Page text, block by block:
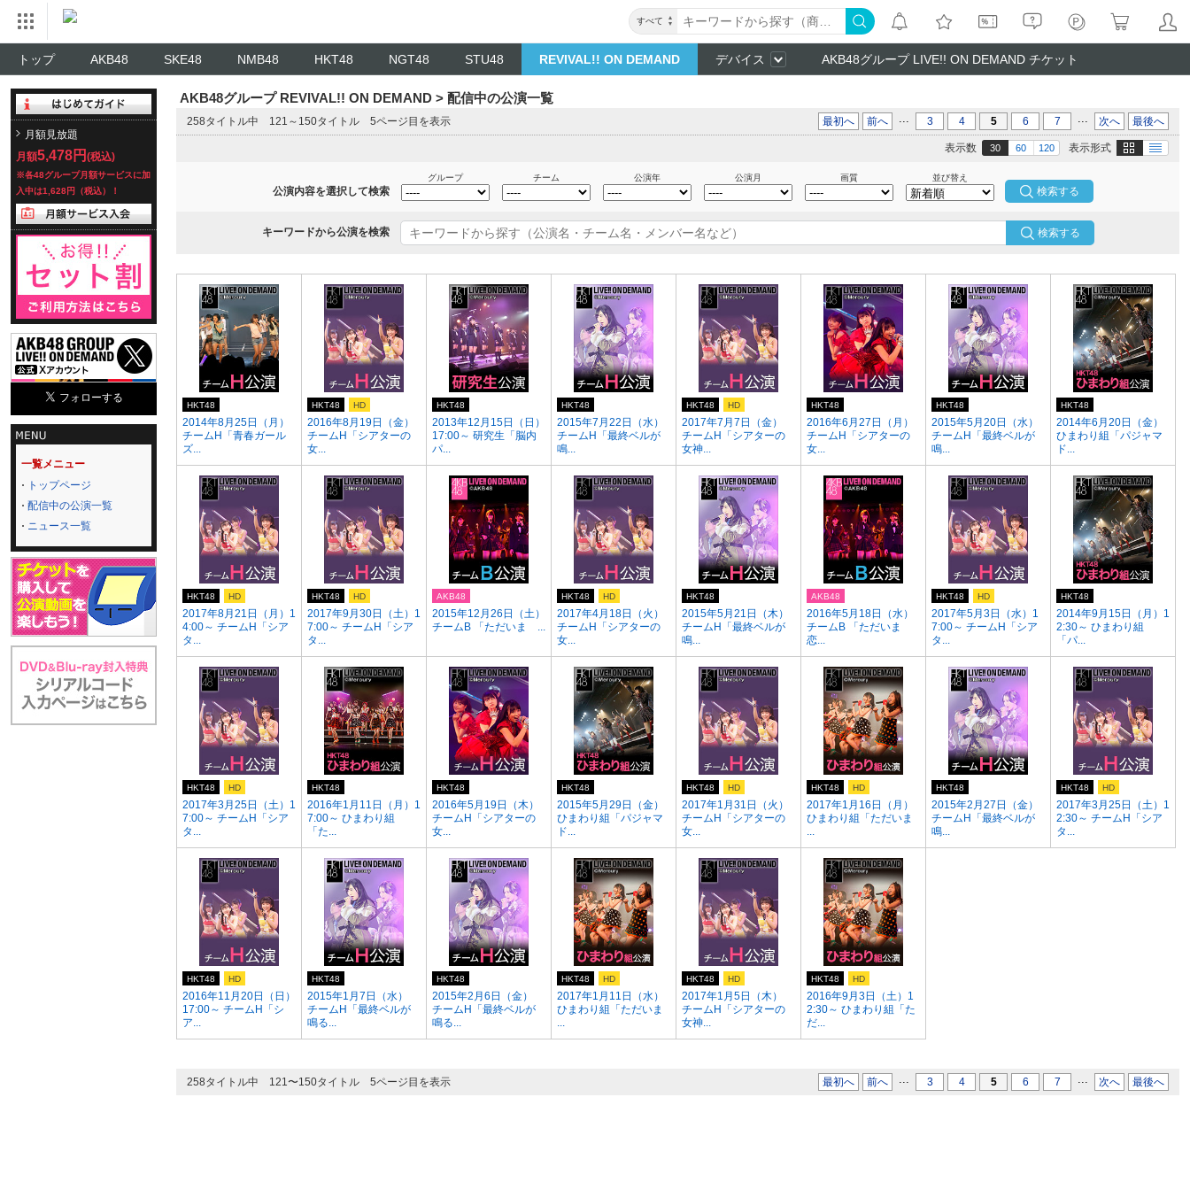
すべて
トップ AKB48 SKE48 NMB48 HKT48 NGT48 STU48 REVIVAL!! ON DEMAND デバイス AKB48グループ LIVE!! ON DEMAND チケット
月額見放題
月額5,478円 (税込)
※各48グループ月額サービスに加
入中は1,628円（税込）！
一覧メニュー
トップページ
配信中の公演一覧
ニュース一覧
AKB48グループ REVIVAL!! ON DEMAND > 配信中の公演一覧
258タイトル中 121～150タイトル 5ページ目を表示 最初へ 前へ ... 3 4 5 6 7 ... 次へ 最後へ
表示形式 画像 テキスト
表示数 30 60 120
公演内容を選択して検索
グループ チーム 公演年 公演月 画質 並び替え
キーワードから公演を検索 検索する
2014年8月25日（月）
チームH「青春ガール
ズ...
HKT48
2016年8月19日（金）
チームH「シアターの
女...
HKT48 HD
2013年12月15日（日）
17:00～ 研究生「脳内
パ...
HKT48
2015年7月22日（水）
チームH「最終ベルが
鳴...
HKT48
2017年7月7日（金）
チームH「シアターの
女神...
HKT48 HD
2016年6月27日（月）
チームH「シアターの
女...
HKT48
2015年5月20日（水）
チームH「最終ベルが
鳴...
HKT48
2014年6月20日（金）
ひまわり組「パジャマ
ド...
HKT48
2017年8月21日（月）1
4:00～ チームH「シア
タ...
HKT48 HD
2017年9月30日（土）1
7:00～ チームH「シア
タ...
HKT48 HD
2015年12月26日（土）
チームB 「ただいま ...
AKB48
2017年4月18日（火）
チームH「シアターの
女...
HKT48 HD
2015年5月21日（木）
チームH「最終ベルが
鳴...
HKT48
2016年5月18日（水）
チームB 「ただいま
恋...
AKB48
2017年5月3日（水）1
7:00～ チームH「シア
タ...
HKT48 HD
2014年9月15日（月）1
2:30～ ひまわり組
「パ...
HKT48
2017年3月25日（土）1
7:00～ チームH「シア
タ...
HKT48 HD
2016年1月11日（月）1
7:00～ ひまわり組
「た...
HKT48
2016年5月19日（木）
チームH「シアターの
女...
HKT48
2015年5月29日（金）
ひまわり組「パジャマ
ド...
HKT48
2017年1月31日（火）
チームH「シアターの
女...
HKT48 HD
2017年1月16日（月）
ひまわり組「ただいま
...
HKT48 HD
2015年2月27日（金）
チームH「最終ベルが
鳴...
HKT48
2017年3月25日（土）1
2:30～ チームH「シア
タ...
HKT48 HD
2016年11月20日（日）
17:00～ チームH「シ
ア...
HKT48 HD
2015年1月7日（水）
チームH「最終ベルが
鳴る...
HKT48
2015年2月6日（金）
チームH「最終ベルが
鳴る...
HKT48
2017年1月11日（水）
ひまわり組「ただいま
...
HKT48 HD
2017年1月5日（木）
チームH「シアターの
女神...
HKT48 HD
2016年9月3日（土）1
2:30～ ひまわり組「た
だ...
HKT48 HD
258タイトル中 121〜150タイトル 5ページ目を表示 最初へ 前へ ... 3 4 5 6 7 ... 次へ 最後へ